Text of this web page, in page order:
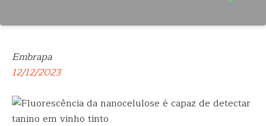
Embrapa
12/12/2023